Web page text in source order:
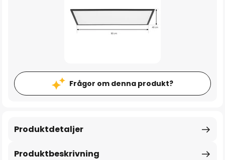
Frågor om denna produkt?
Produktbeskrivning
Produktdetaljer